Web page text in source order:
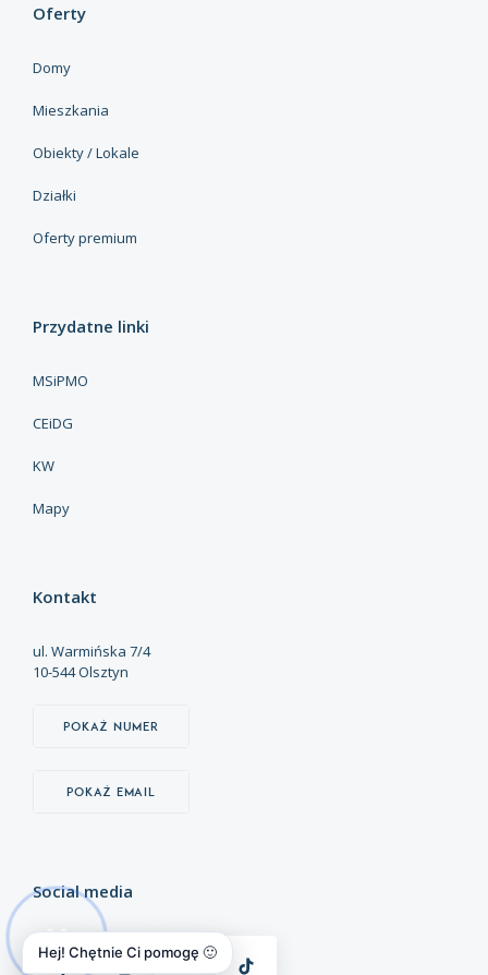
Oferty
Domy
Mieszkania
Obiekty / Lokale
Działki
Oferty premium
Przydatne linki
MSiPMO
CEiDG
KW
Mapy
Kontakt
ul. Warmińska 7/4
10-544 Olsztyn
Pokaż numer
Pokaż email
Social media
Hej! Chętnie Ci pomogę 🙂